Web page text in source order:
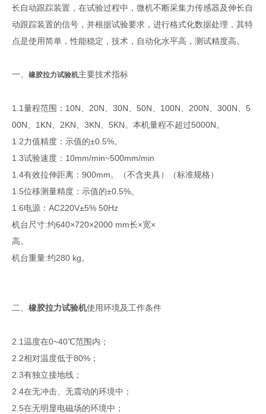
长自动跟踪装置，在试验过程中，微机不断采集力传感器及伸长自
动跟踪装置的信号，并根据试验要求，进行格式化数据处理，其特
点是使用简单，性能稳定，技术，自动化水平高，测试精度高。
一、 橡胶拉力试验机主要技术指标
1.1量程范围：10N、20N、30N、50N、100N、200N、300N、5
00N、1KN、2KN、3KN、5KN。本机量程不超过5000N。
1.2力值精度：示值的±0.5%。
1.3试验速度：10mm/min~500mm/min
1.4有效拉伸距离：900mm。（不含夹具）（标准规格）
1.5位移测量精度：示值的±0.5%。
1.6电源：AC220V±5% 50Hz
机台尺寸:约640×720×2000 mm长×宽×
高。
机台重量:约280 kg。
二、 橡胶拉力试验机使用环境及工作条件
2.1温度在0~40℃范围内；
2.2相对温度低于80%；
2.3有独立接地线；
2.4在无冲击、无震动的环境中；
2.5在无明显电磁场的环境中；